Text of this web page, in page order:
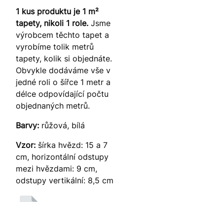
1 kus produktu je 1 m²
tapety, nikoli 1 role. Jsme
výrobcem těchto tapet a
vyrobíme tolik metrů
tapety, kolik si objednáte.
Obvykle dodáváme vše v
jedné roli o šířce 1 metr a
délce odpovídající počtu
objednaných metrů.
Barvy: růžová, bílá
Vzor: šírka hvězd: 15 a 7
cm, horizontální odstupy
mezi hvězdami: 9 cm,
odstupy vertikální: 8,5 cm